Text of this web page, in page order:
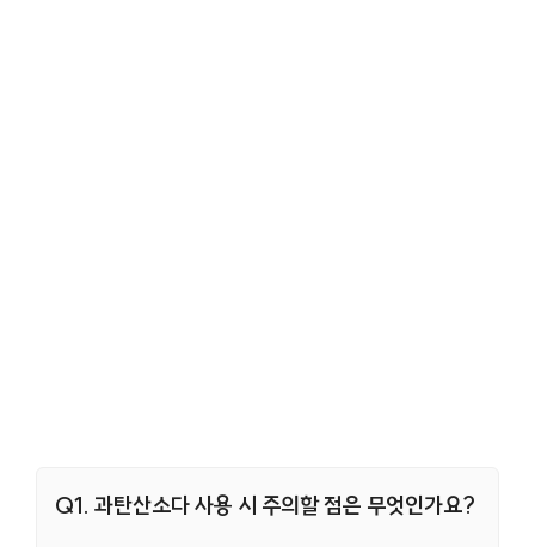
Q1. 과탄산소다 사용 시 주의할 점은 무엇인가요?